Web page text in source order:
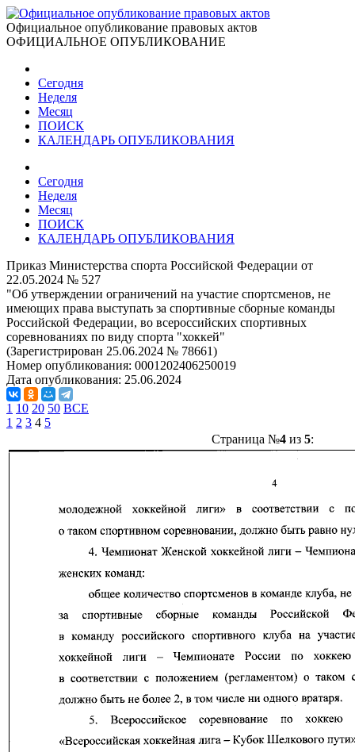
Официальное опубликование правовых актов
ОФИЦИАЛЬНОЕ ОПУБЛИКОВАНИЕ
Сегодня
Неделя
Месяц
ПОИСК
КАЛЕНДАРЬ ОПУБЛИКОВАНИЯ
Сегодня
Неделя
Месяц
ПОИСК
КАЛЕНДАРЬ ОПУБЛИКОВАНИЯ
Приказ Министерства спорта Российской Федерации от
22.05.2024 № 527
"Об утверждении ограничений на участие спортсменов, не
имеющих права выступать за спортивные сборные команды
Российской Федерации, во всероссийских спортивных
соревнованиях по виду спорта "хоккей"
(Зарегистрирован 25.06.2024 № 78661)
Номер опубликования: 0001202406250019
Дата опубликования: 25.06.2024
1 10 20 50 ВСЕ
1 2 3 4 5
Страница №4из 5: